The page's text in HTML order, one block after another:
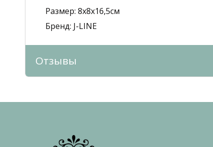
Размер: 8x8x16,5см
Бренд: J-LINE
Отзывы